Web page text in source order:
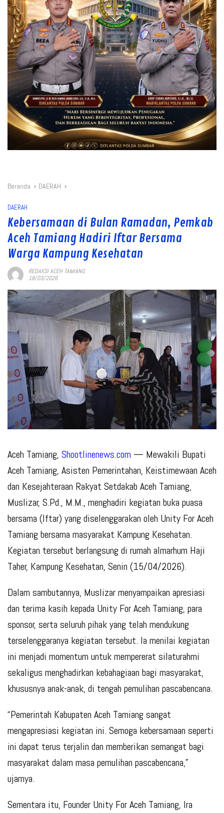
Beranda DAERAH
DAERAH
Kebersamaan di Bulan Ramadan, Pemkab
Aceh Tamiang Hadiri Iftar Bersama
Warga Kampung Kesehatan
REDAKSI ACEH TAMIANG
18/03/2026
Aceh Tamiang, Shootlinenews.com — Mewakili Bupati
Aceh Tamiang, Asisten Pemerintahan, Keistimewaan Aceh
dan Kesejahteraan Rakyat Setdakab Aceh Tamiang,
Muslizar, S.Pd., M.M., menghadiri kegiatan buka puasa
bersama (Iftar) yang diselenggarakan oleh Unity For Aceh
Tamiang bersama masyarakat Kampung Kesehatan.
Kegiatan tersebut berlangsung di rumah almarhum Haji
Taher, Kampung Kesehatan, Senin (15/04/2026).
Dalam sambutannya, Muslizar menyampaikan apresiasi
dan terima kasih kepada Unity For Aceh Tamiang, para
sponsor, serta seluruh pihak yang telah mendukung
terselenggaranya kegiatan tersebut. Ia menilai kegiatan
ini menjadi momentum untuk mempererat silaturahmi
sekaligus menghadirkan kebahagiaan bagi masyarakat,
khususnya anak-anak, di tengah pemulihan pascabencana.
“Pemerintah Kabupaten Aceh Tamiang sangat
mengapresiasi kegiatan ini. Semoga kebersamaan seperti
ini dapat terus terjalin dan memberikan semangat bagi
masyarakat dalam masa pemulihan pascabencana,”
ujarnya.
Sementara itu, Founder Unity For Aceh Tamiang, Ira